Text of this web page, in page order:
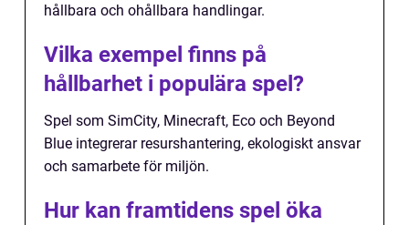
hållbara och ohållbara handlingar.
Vilka exempel finns på
hållbarhet i populära spel?
Spel som SimCity, Minecraft, Eco och Beyond
Blue integrerar resurshantering, ekologiskt ansvar
och samarbete för miljön.
Hur kan framtidens spel öka